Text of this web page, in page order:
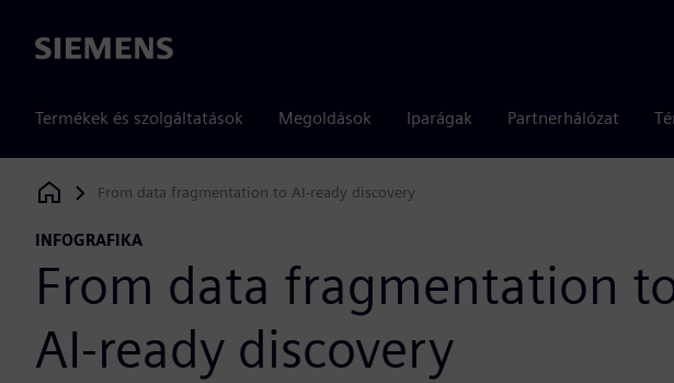
Siemens
Termékek és szolgáltatások Megoldások Iparágak Partnerhálózat
Siemens Digital Industries Software
From data fragmentation to AI-ready discovery
INFOGRAFIKA
From data fragmentation
AI-ready discovery